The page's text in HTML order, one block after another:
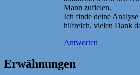
Mann zufielen.
Ich finde deine
hilfreich, vielen Dank
Antworten
Erwähnungen